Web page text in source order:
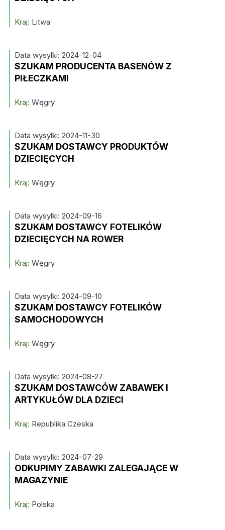
Kraj: Litwa
Data wysylki: 2024-12-04
SZUKAM PRODUCENTA BASENÓW Z
PIŁECZKAMI
Kraj: Węgry
Data wysylki: 2024-11-30
SZUKAM DOSTAWCY PRODUKTÓW
DZIECIĘCYCH
Kraj: Węgry
Data wysylki: 2024-09-16
SZUKAM DOSTAWCY FOTELIKÓW
DZIECIĘCYCH NA ROWER
Kraj: Węgry
Data wysylki: 2024-09-10
SZUKAM DOSTAWCY FOTELIKÓW
SAMOCHODOWYCH
Kraj: Węgry
Data wysylki: 2024-08-27
SZUKAM DOSTAWCÓW ZABAWEK I
ARTYKUŁÓW DLA DZIECI
Kraj: Republika Czeska
Data wysylki: 2024-07-29
ODKUPIMY ZABAWKI ZALEGAJĄCE W
MAGAZYNIE
Kraj: Polska